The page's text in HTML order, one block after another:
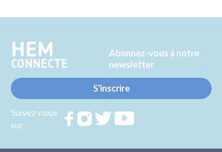
Twitter
Facebook
HEM
CONNECTE
Abonnez-vous à notre
newsletter
S'inscrire
Suivez-nous
sur
RejoignezRejoignezRejoignez